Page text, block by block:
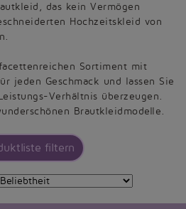
das kein Vermögen
Hochzeitskleid von
Sortiment mit
jeden Geschmack und lassen Sie
Verhältnis überzeugen.
Brautkleidmodelle.
filtern